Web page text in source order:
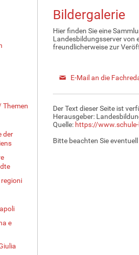
Themen
der
regioni
e
Bildergalerie
Hier finden Sie eine
Landesbildungsserver von
freundlicherweise zur
E-Mail an die
Der Text dieser Seite ist
Herausgeber:
Quelle: https://
Bitte beachten Sie